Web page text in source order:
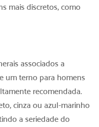
mais discretos, como
associados a
um terno para homens
recomendada.
cinza ou azul-marinho
a seriedade do